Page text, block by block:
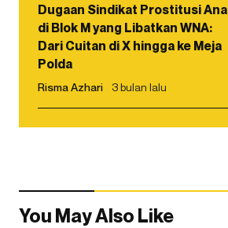
Dugaan Sindikat Prostitusi
di Blok M yang Libatkan WNA:
Dari Cuitan di X hingga ke Meja
Polda
Risma Azhari 3 bulan lalu
You May Also Like